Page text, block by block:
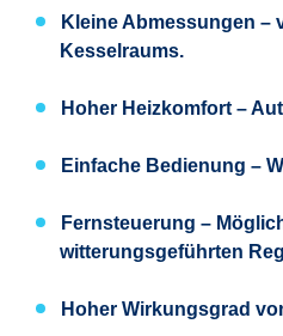
Kleine Abmessungen –
Kesselraums.
Hoher Heizkomfort –
Einfache Bedienung –
Fernsteuerung –
witterungsgeführten
Hoher Wirkungsgrad